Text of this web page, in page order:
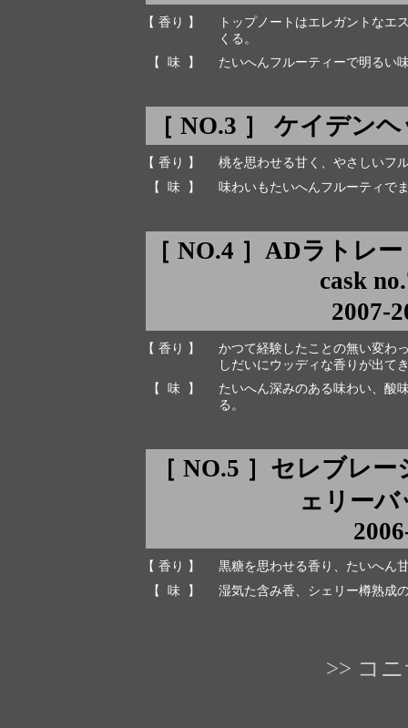
【 香り 】
トップノートはエレガントなエ
くる。
【 味 】
たいへんフルーティーで明るい
［ NO.3 ］ ケイデン
【 香り 】
桃を思わせる甘く、やさしいフ
【 味 】
味わいもたいへんフルーティで
［ NO.4 ］ADラトレ
cask
2007-
【 香り 】
かつて経験したことの無い変わ
しだいにウッディな香りが出て
【 味 】
たいへん深みのある味わい、酸
る。
［ NO.5 ］セレブレ
ェリーバ
【 香り 】
黒糖を思わせる香り、たいへん
【 味 】
湿気た含み香、シェリー樽熟成
>> コ